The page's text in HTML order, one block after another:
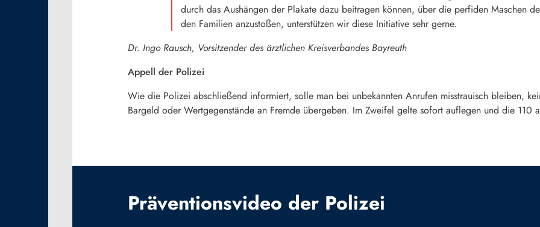
durch das Aushängen der Plakate dazu beitragen können, über die perfiden Maschen
den Familien anzustoßen, unterstützen wir diese Initiative sehr gerne.
Dr. Ingo Rausch, Vorsitzender des ärztlichen Kreisverbandes Bayreuth
Appell der Polizei
Wie die Polizei abschließend informiert, solle man bei unbekannten Anrufen misstrauisch bleiben,
Bargeld oder Wertgegenstände an Fremde übergeben. Im Zweifel gelte sofort auflegen und die 110
Präventionsvideo der Polizei